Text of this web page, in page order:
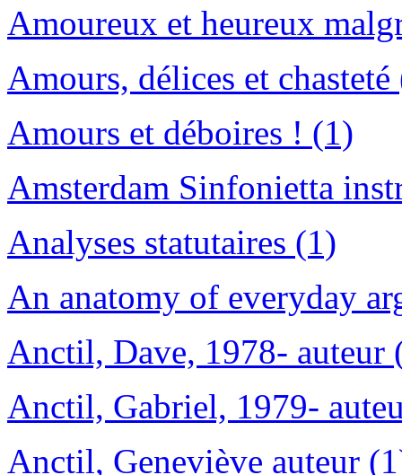
Amoureux et heureux
Amours, délices et chasteté
Amours et déboires ! (1)
Amsterdam Sinfonietta
Analyses statutaires (1)
An anatomy of everyday
Anctil, Dave, 1978- auteur
Anctil, Gabriel, 1979-
Anctil, Geneviève auteur